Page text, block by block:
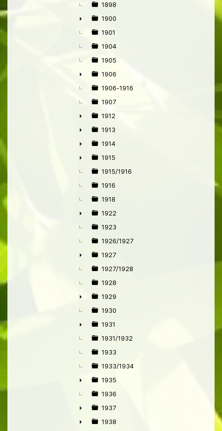
1898
►
1900
1901
1904
1905
►
1906
1906-1916
1907
►
1912
►
1913
►
1914
►
1915
1915/1916
1916
1918
►
1922
1923
1926/1927
►
1927
1927/1928
1928
►
1929
1930
►
1931
1931/1932
1933
1933/1934
►
1935
1936
►
1937
1938